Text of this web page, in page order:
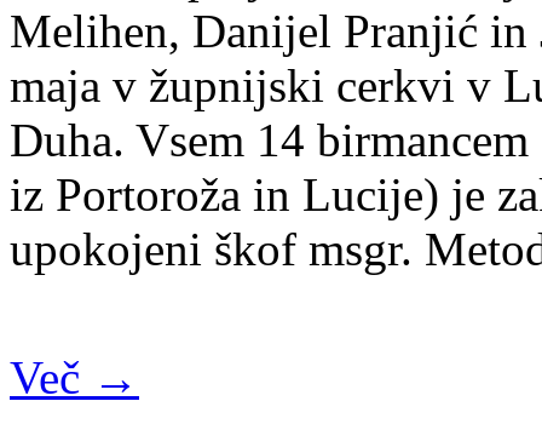
Melihen, Danijel Pranjić in
maja v župnijski cerkvi v
Duha. Vsem 14
iz Portoroža in Lucije) je
upokojeni škof msgr.
Več →